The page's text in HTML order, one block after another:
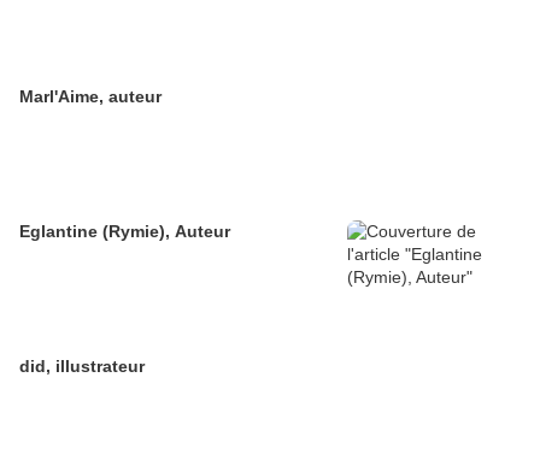
Marl'Aime, auteur
Eglantine (Rymie), Auteur
did, illustrateur